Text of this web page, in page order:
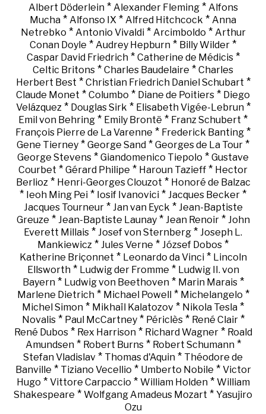
Albert Döderlein* Alexander Fleming* Alfons
Mucha * Alfonso IX * Alfred Hitchcock * Anna
Netrebko * Antonio Vivaldi* Arcimboldo * Arthur
Conan Doyle * Audrey Hepburn * Billy Wilder *
Caspar David Friedrich* Catherine de Médicis*
Celtic Britons * Charles Baudelaire * Charles
Herbert Best * Christian Friedrich Daniel Schubart *
Claude Monet * Columbo * Diane de Poitiers * Diego
Velázquez* Douglas Sirk * Elisabeth Vigée-Lebrun*
Emil von Behring * Emily Brontë * Franz Schubert *
François Pierre de La Varenne * Frederick Banting *
Gene Tierney * George Sand * Georges de La Tour *
George Stevens * Giandomenico Tiepolo * Gustave
Courbet * Gérard Philipe * Haroun Tazieff * Hector
Berlioz* Henri-Georges Clouzot * Honoré de Balzac
* Ieoh Ming Pei * Iosif Ivanovici * Jacques Becker *
Jacques Tourneur* Jan van Eyck * Jean-Baptiste
Greuze * Jean-Baptiste Launay* Jean Renoir* John
Everett Millais * Josef von Sternberg * Joseph L.
Mankiewicz * Jules Verne * József Dobos *
Katherine Briçonnet * Leonardo da Vinci* Lincoln
Ellsworth* Ludwig der Fromme * Ludwig II. von
Bayern* Ludwig von Beethoven* Marin Marais*
Marlene Dietrich* Michael Powell * Michelangelo *
Michel Simon * Mikhaïl Kalatozov * Nikola Tesla *
Novalis* Paul McCartney* Périclès* René Clair*
René Dubos* Rex Harrison* Richard Wagner* Roald
Amundsen* Robert Burns* Robert Schumann*
Stefan Vladislav * Thomas d'Aquin * Théodore de
Banville * Tiziano Vecellio * Umberto Nobile * Victor
Hugo * Vittore Carpaccio * William Holden* William
Shakespeare * Wolfgang Amadeus Mozart * Yasujiro
Ozu